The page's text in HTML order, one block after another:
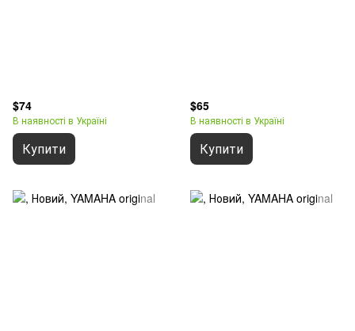
$74
В наявності в Україні
Купити
$65
В наявності в Україні
Купити